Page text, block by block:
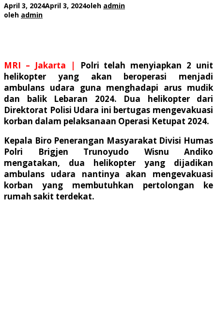
April 3, 2024April 3, 2024oleh admin
oleh admin
MRI – Jakarta |
Polri telah menyiapkan 2 unit
helikopter yang akan beroperasi menjadi
ambulans udara guna menghadapi arus mudik
dan balik Lebaran 2024. Dua helikopter dari
Direktorat Polisi Udara ini bertugas mengevakuasi
korban dalam pelaksanaan Operasi Ketupat 2024.
Kepala Biro Penerangan Masyarakat Divisi Humas
Polri Brigjen Trunoyudo Wisnu Andiko
mengatakan, dua helikopter yang dijadikan
ambulans udara nantinya akan mengevakuasi
korban yang membutuhkan pertolongan ke
rumah sakit terdekat.